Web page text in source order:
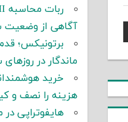
آگاهی از وضعیت
برتونیکس؛
ماندگار در روزهای
خرید
هزینه را نصف و
هایفوتراپی